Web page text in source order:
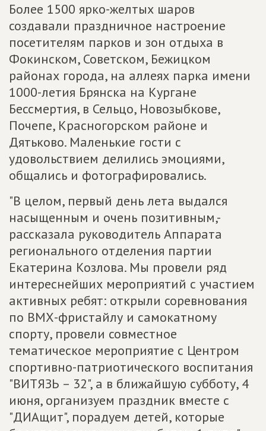
Более 1500 ярко-желтых шаров
создавали праздничное настроение
посетителям парков и зон отдыха в
Фокинском, Советском, Бежицком
районах города, на аллеях парка имени
1000-летия Брянска на Кургане
Бессмертия, в Сельцо, Новозыбкове,
Почепе, Красногорском районе и
Дятьково. Маленькие гости с
удовольствием делились эмоциями,
общались и фотографировались.
"В целом, первый день лета выдался
насыщенным и очень позитивным,-
рассказала руководитель Аппарата
регионального отделения партии
Екатерина Козлова. Мы провели ряд
интереснейших мероприятий с участием
активных ребят: открыли соревнования
по ВМХ-фристайлу и самокатному
спорту, провели совместное
тематическое мероприятие с Центром
спортивно-патриотического воспитания
"ВИТЯЗЬ – 32", а в ближайшую субботу, 4
июня, организуем праздник вместе с
"ДИАщит", порадуем детей, которые